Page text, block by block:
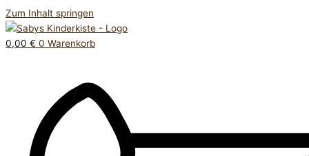
Zum Inhalt springen
0,00 € 0 Warenkorb